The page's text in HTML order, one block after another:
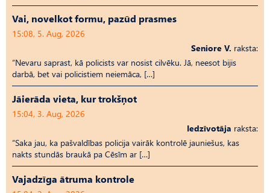
Vai, novelkot formu, pazūd prasmes
15:08, 5. Aug, 2026
Seniore V. raksta:
“Nevaru saprast, kā policists var nosist cilvēku. Jā, neesot bijis
darbā, bet vai policistiem neiemāca, […]
Jāierāda vieta, kur trokšņot
15:04, 3. Aug, 2026
Iedzīvotāja raksta:
“Saka jau, ka pašvaldības policija vairāk kontrolē jauniešus, kas
nakts stundās braukā pa Cēsīm ar […]
Vajadzīga ātruma kontrole